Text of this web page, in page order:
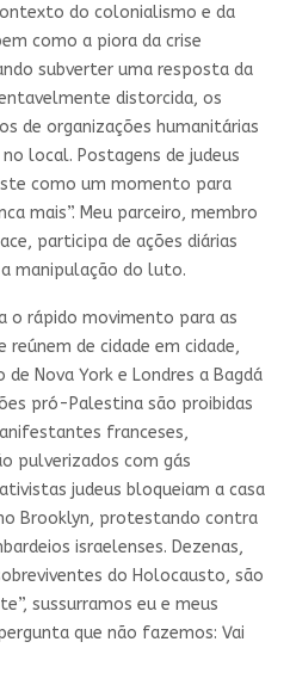
do colonialismo e da
como a piora da crise
subverter uma resposta da
distorcida, os
de organizações humanitárias
local. Postagens de judeus
como um momento para
mais”. Meu parceiro, membro
participa de ações diárias
manipulação do luto.
o rápido movimento para as
reúnem de cidade em cidade,
Nova York e Londres a Bagdá
pró-Palestina são proibidas
franceses,
pulverizados com gás
judeus bloqueiam a casa
Brooklyn, protestando contra
israelenses. Dezenas,
do Holocausto, são
sussurramos eu e meus
que não fazemos: Vai